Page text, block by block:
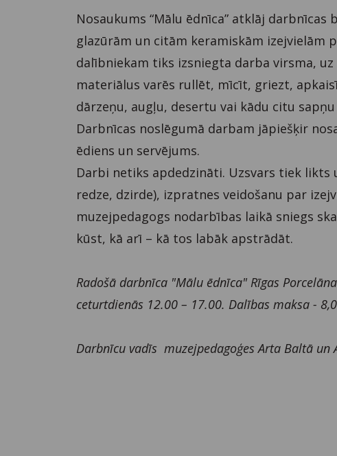
Nosaukums “Mālu ēdnīca” atklāj
glazūrām un citām keramiskām izejvielām
dalībniekam tiks izsniegta darba virsma,
materiālus varēs rullēt, mīcīt, griezt,
dārzeņu, augļu, desertu vai kādu citu
Darbnīcas noslēgumā darbam jāpiešķir
ēdiens un servējums.
Darbi netiks apdedzināti. Uzsvars tiek
redze, dzirde), izpratnes veidošanu par
muzejpedagogs nodarbības laikā sniegs
kūst, kā arī – kā tos labāk apstrādāt.
Radošā darbnīca "Mālu ēdnīca" Rīgas
ceturtdienās 12.00 – 17.00. Dalības maksa -
Darbnīcu vadīs muzejpedagoģes Arta Baltā un